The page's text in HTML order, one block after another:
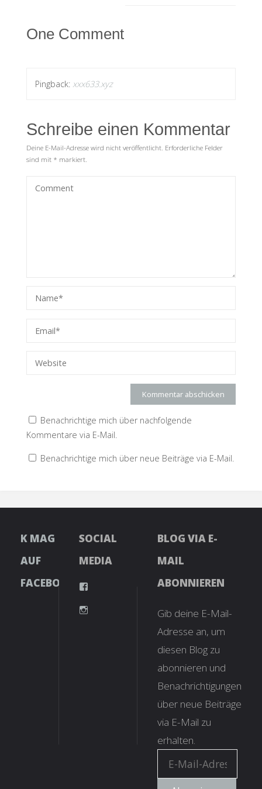
One Comment
Pingback: xxx633.xyz
Schreibe einen Kommentar
Deine E-Mail-Adresse wird nicht veröffentlicht. Erforderliche Felder
sind mit * markiert.
Benachrichtige mich über nachfolgende
Kommentare via E-Mail.
Benachrichtige mich über neue Beiträge via E-Mail.
K MAG
AUF
FACEBOOK
SOCIAL
MEDIA
BLOG VIA E-
MAIL
ABONNIEREN
Gib deine E-Mail-
Adresse an, um
diesen Blog zu
abonnieren und
Benachrichtigungen
über neue Beiträge
via E-Mail zu
erhalten.
Mail-